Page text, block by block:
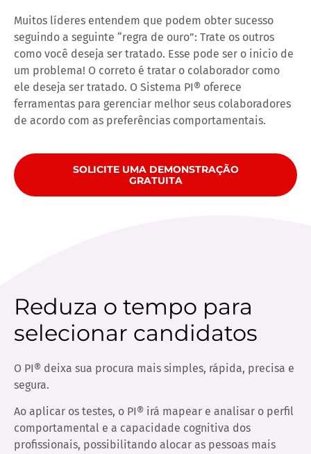
Muitos líderes entendem que podem obter sucesso
seguindo a seguinte “regra de ouro”: Trate os outros
como você deseja ser tratado. Esse pode ser o inicio de
um problema! O correto é tratar o colaborador como
ele deseja ser tratado. O Sistema PI® oferece
ferramentas para gerenciar melhor seus colaboradores
de acordo com as preferências comportamentais.
SOLICITE UMA DEMONSTRAÇÃO
GRATUITA
​Reduza o tempo para
selecionar candidatos
O PI® deixa sua procura mais simples, rápida, precisa e
segura.
Ao aplicar os testes, o PI® irá mapear e analisar o perfil
comportamental e a capacidade cognitiva dos
profissionais, possibilitando alocar as pessoas mais